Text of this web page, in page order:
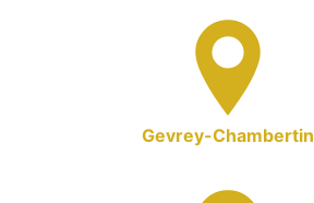
Gevrey-Chambertin